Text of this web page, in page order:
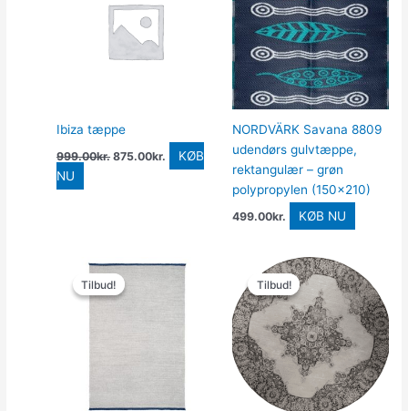
Ibiza tæppe
999.00kr.
999.00kr..
875.00kr.
KØB
NU
NORDVÄRK Savana 8809
udendørs gulvtæppe,
rektangulær – grøn
polypropylen (150×210)
499.00kr. KØB NU
Tilbud!
Tilbud!
Den
12,681.08kr..
Tilbud!
Tilbud!
Den
oprindelige
pris
var:
10,149.00kr..
aktuelle
pris
er: